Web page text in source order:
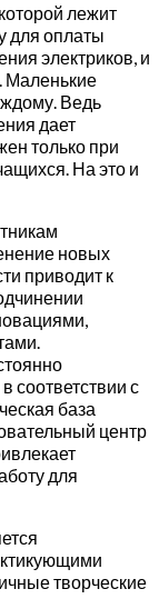
лежит
для оплаты
электриков, и
Маленькие
Ведь
дает
только при
На это и
новых
приводит к
соответствии с
база
центр
для
творческие